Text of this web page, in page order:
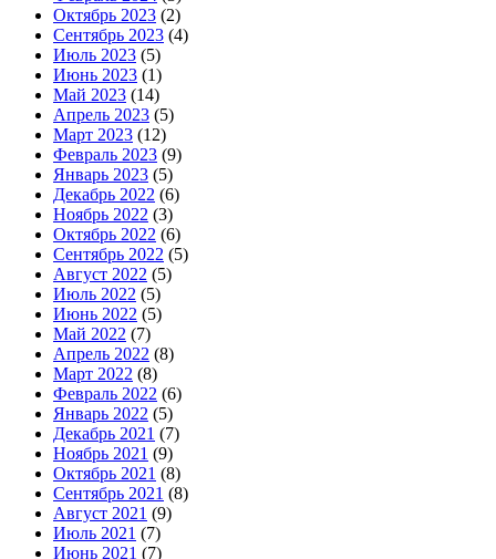
Октябрь 2023 (2)
Сентябрь 2023 (4)
Июль 2023 (5)
Июнь 2023 (1)
Май 2023 (14)
Апрель 2023 (5)
Март 2023 (12)
Февраль 2023 (9)
Январь 2023 (5)
Декабрь 2022 (6)
Ноябрь 2022 (3)
Октябрь 2022 (6)
Сентябрь 2022 (5)
Август 2022 (5)
Июль 2022 (5)
Июнь 2022 (5)
Май 2022 (7)
Апрель 2022 (8)
Март 2022 (8)
Февраль 2022 (6)
Январь 2022 (5)
Декабрь 2021 (7)
Ноябрь 2021 (9)
Октябрь 2021 (8)
Сентябрь 2021 (8)
Август 2021 (9)
Июль 2021 (7)
Июнь 2021 (7)